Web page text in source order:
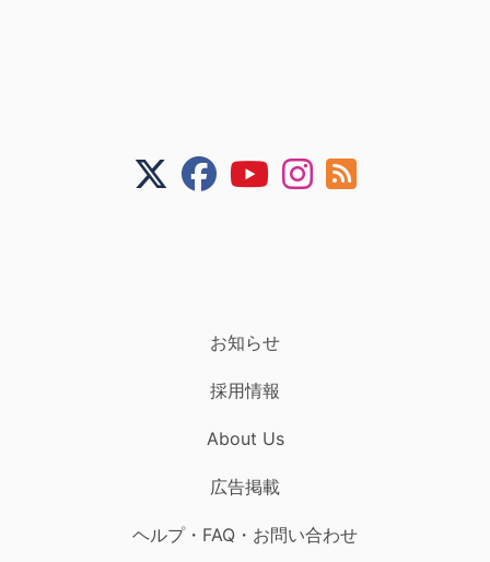
お知らせ
採用情報
About Us
広告掲載
ヘルプ・FAQ・お問い合わせ